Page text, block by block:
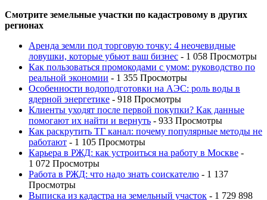
Смотрите земельные участки по кадастровому в других
регионах
Аренда земли под торговую точку: 4 неочевидные
ловушки, которые убьют ваш бизнес - 1 058 Просмотры
Как пользоваться промокодами с умом: руководство по
реальной экономии - 1 355 Просмотры
Особенности водоподготовки на АЭС: роль воды в
ядерной энергетике - 918 Просмотры
Клиенты уходят после первой покупки? Как данные
помогают их найти и вернуть - 933 Просмотры
Как раскрутить ТГ канал: почему популярные методы не
работают - 1 105 Просмотры
Карьера в РЖД: как устроиться на работу в Москве -
1 072 Просмотры
Работа в РЖД: что надо знать соискателю - 1 137
Просмотры
Выписка из кадастра на земельный участок - 1 729 898